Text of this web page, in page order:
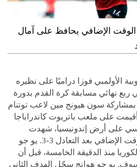
الإضافي يحافظ على آمال
الأولمبي فوزا دراميًا على نظيره
بنتيجة 4-3، في ربع نهائي مسابقة كرة القدم بدورة
الآسيوية 2018، بمشاركة سون هيونج مين لاعب توتنام
على ملعب باتريوت كاندراباجا
على أرض إندونيسيا، شهدت
امتداد المواجهة إلى الوقت الإضافي بعد التعادل 3-3. يو جو
منذ الدقيقة الخامسة، قبل أن
يو جو هوانج سجّل الهدف الثاني